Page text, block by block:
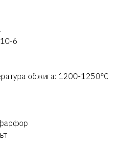
6
обжига: 1200-1250°C